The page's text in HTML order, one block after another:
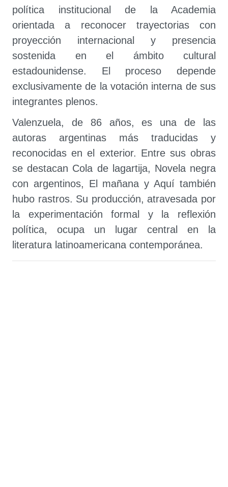
política institucional de la Academia
orientada a reconocer trayectorias con
proyección internacional y presencia
sostenida en el ámbito cultural
estadounidense. El proceso depende
exclusivamente de la votación interna de sus
integrantes plenos.
Valenzuela, de 86 años, es una de las
autoras argentinas más traducidas y
reconocidas en el exterior. Entre sus obras
se destacan Cola de lagartija, Novela negra
con argentinos, El mañana y Aquí también
hubo rastros. Su producción, atravesada por
la experimentación formal y la reflexión
política, ocupa un lugar central en la
literatura latinoamericana contemporánea.